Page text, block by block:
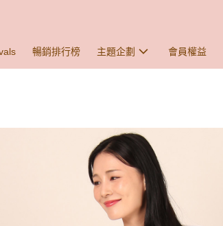
暢銷排行榜 主題企劃 會員權益